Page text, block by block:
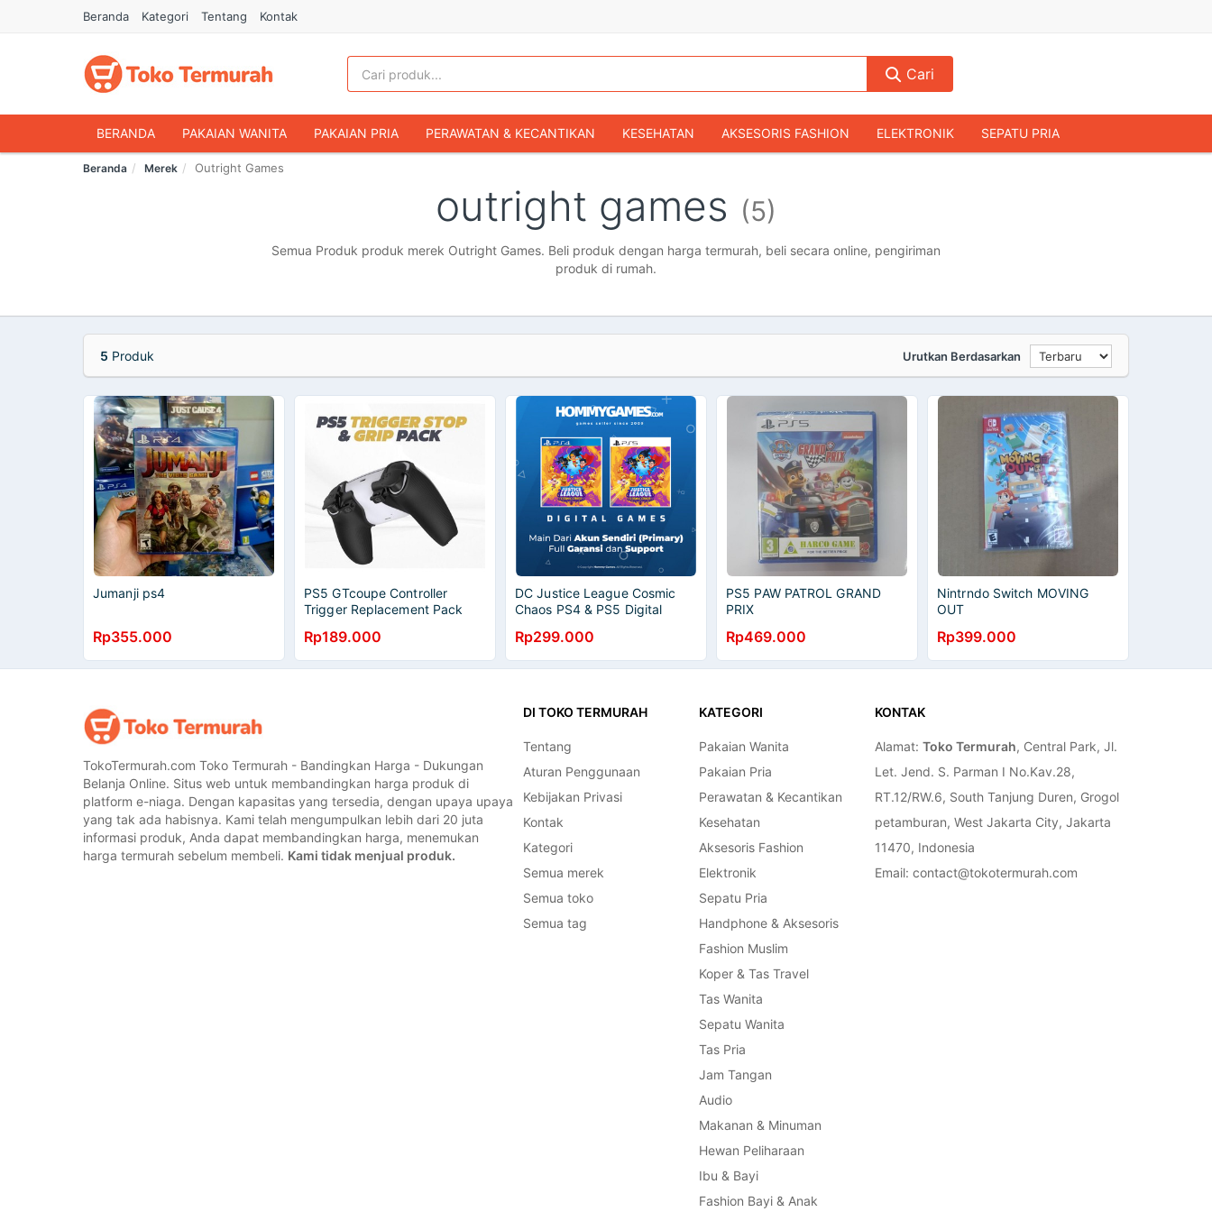
Beranda Kategori Tentang Kontak
Cari
BERANDA PAKAIAN WANITA PAKAIAN PRIA PERAWATAN & KECANTIKAN KESEHATAN AKSESORIS FASHION ELEKTRONIK SEPATU PRIA
HANDPHONE & AKSESORIS
IBU & BAYI FASHION BAYI & ANAK GAMING & KONSOL
BUKU & ALAT TULIS HOBI & KOLEKSI MOBIL SEPEDA MOTOR BUKU & MAJALAH KOMPUTER & AKSESORIS
Beranda Merek Outright Games
outright games (5)
Semua Produk produk merek Outright Games. Beli produk dengan harga termurah, beli secara online, pengiriman
produk di rumah.
5 Produk Urutkan Berdasarkan
Jumanji ps4
Rp355.000
PS5 GTcoupe Controller
Trigger Replacement Pack
Rp189.000
DC Justice League Cosmic
Chaos PS4 & PS5 Digital
Rp299.000
PS5 PAW PATROL GRAND
PRIX
Rp469.000
Nintrndo Switch MOVING
OUT
Rp399.000
TokoTermurah.com Toko Termurah - Bandingkan Harga - Dukungan
Belanja Online. Situs web untuk membandingkan harga produk di
platform e-niaga. Dengan kapasitas yang tersedia, dengan upaya upaya
yang tak ada habisnya. Kami telah mengumpulkan lebih dari 20 juta
informasi produk, Anda dapat membandingkan harga, menemukan
harga termurah sebelum membeli. Kami tidak menjual produk.
DI TOKO TERMURAH
Tentang
Aturan Penggunaan
Kebijakan Privasi
Kontak
Kategori
Semua merek
Semua toko
Semua tag
KATEGORI
Pakaian Wanita
Pakaian Pria
Perawatan & Kecantikan
Kesehatan
Aksesoris Fashion
Elektronik
Sepatu Pria
Handphone & Aksesoris
Fashion Muslim
Koper & Tas Travel
Tas Wanita
Sepatu Wanita
Tas Pria
Jam Tangan
Audio
Makanan & Minuman
Hewan Peliharaan
Ibu & Bayi
Fashion Bayi & Anak
KONTAK
Alamat: Toko Termurah, Central Park, Jl.
Let. Jend. S. Parman I No.Kav.28,
RT.12/RW.6, South Tanjung Duren, Grogol
petamburan, West Jakarta City, Jakarta
11470, Indonesia
Email: contact@tokotermurah.com